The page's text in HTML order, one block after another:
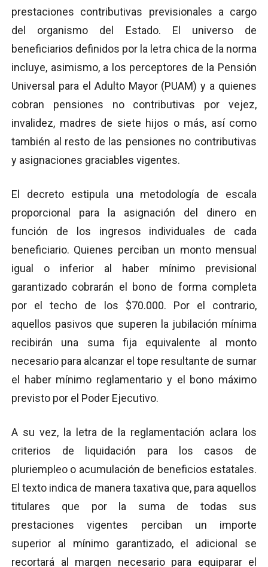
prestaciones contributivas previsionales a cargo
del organismo del Estado. El universo de
beneficiarios definidos por la letra chica de la norma
incluye, asimismo, a los perceptores de la Pensión
Universal para el Adulto Mayor (PUAM) y a quienes
cobran pensiones no contributivas por vejez,
invalidez, madres de siete hijos o más, así como
también al resto de las pensiones no contributivas
y asignaciones graciables vigentes.
El decreto estipula una metodología de escala
proporcional para la asignación del dinero en
función de los ingresos individuales de cada
beneficiario. Quienes perciban un monto mensual
igual o inferior al haber mínimo previsional
garantizado cobrarán el bono de forma completa
por el techo de los $70.000. Por el contrario,
aquellos pasivos que superen la jubilación mínima
recibirán una suma fija equivalente al monto
necesario para alcanzar el tope resultante de sumar
el haber mínimo reglamentario y el bono máximo
previsto por el Poder Ejecutivo.
A su vez, la letra de la reglamentación aclara los
criterios de liquidación para los casos de
pluriempleo o acumulación de beneficios estatales.
El texto indica de manera taxativa que, para aquellos
titulares que por la suma de todas sus
prestaciones vigentes perciban un importe
superior al mínimo garantizado, el adicional se
recortará al margen necesario para equiparar el